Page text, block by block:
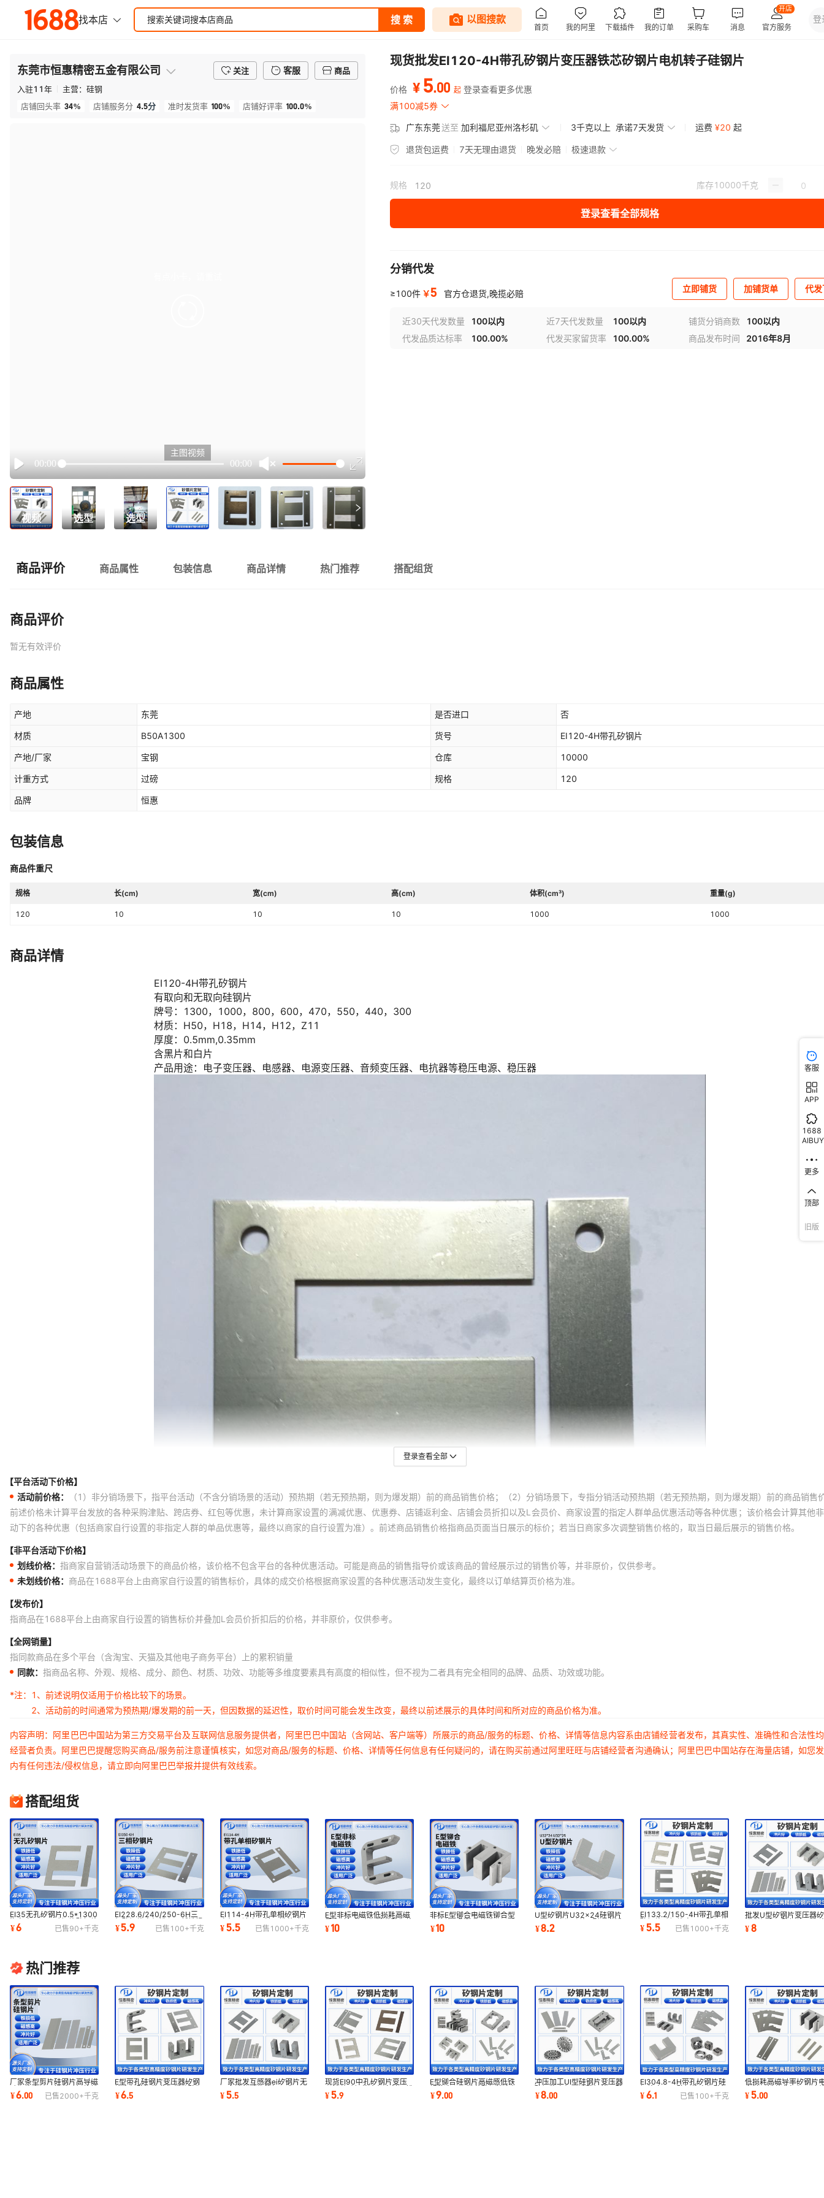
东莞市恒惠精密五金有限公司 关注 客服
商品
入驻11年 主营： 硅钢
店铺回头率 34% 店铺服务分 4.5分 准时发货率 100% 店铺好评率 100.0%
Play
00:00 00:00
主图视频
视频 选型 选型
现货批发EI120-4H带孔矽钢片变压器铁芯矽钢片电机转子硅钢片
价格 ¥ 5.00 起 登录查看更多优惠
满100减5券
广东东莞送至 加利福尼亚州洛杉矶 3千克以上 承诺7天发货 运费 ¥20 起
退货包运费 7天无理由退货 晚发必赔 极速退款
规格 120 库存10000千克
登录查看全部规格
分销代发
≥100件 ￥5 官方仓退货,晚揽必赔 立即铺货 加铺货单 代
近30天代发数量 100以内 近7天代发数量 100以内 铺货分销商数
100以内
代发品质达标率
100.00% 代发买家留货率 100.00% 商品发布时间 2016年8月
商品评价 商品属性 包装信息 商品详情 热门推荐 搭配组货
商品评价
暂无有效评价
商品属性
产地 东莞 是否进口 否
材质 B50A1300 货号 EI120-4H带孔矽钢片
产地/厂家 宝钢 仓库 10000
计重方式 过磅 规格 120
品牌 恒惠
包装信息
商品件重尺
规格 长(cm) 宽(cm) 高(cm) 体积(cm³) 重量(g)
120 10 10 10 1000 1000
商品详情
登录查看全部
【平台活动下价格】
活动前价格：
（1）非分销场景下，指平台活动（不含分销场景的活动）预热期（若无预热期，则为爆发期）前的商品销售价格；（2）分销场景下，专指分销活动预热期（若无预热期，则为爆发期）前的商品销售
前述价格未计算平台发放的各种采购津贴、跨店券、红包等优惠，未计算商家设置的满减优惠、优惠券、店铺返利金、店铺会员折扣以及L会员价、商家设置的指定人群单品优惠活动等各种优惠；该价格会计算其他
动下的各种优惠（包括商家自行设置的非指定人群的单品优惠等，最终以商家的自行设置为准）。前述商品销售价格指商品页面当日展示的标价；若当日商家多次调整销售价格的，取当日最后展示的销售价格。
【非平台活动下价格】
划线价格： 指商家自营销活动场景下的商品价格，该价格不包含平台的各种优惠活动。可能是商品的销售指导价或该商品的曾经展示过的销售价等，并非原价，仅供参考。
未划线价格： 商品在1688平台上由商家自行设置的销售标价，具体的成交价格根据商家设置的各种优惠活动发生变化，最终以订单结算页价格为准。
【发布价】
指商品在1688平台上由商家自行设置的销售标价并叠加L会员价折扣后的价格，并非原价，仅供参考。
【全网销量】
指同款商品在多个平台（含淘宝、天猫及其他电子商务平台）上的累积销量
同款： 指商品名称、外观、规格、成分、颜色、材质、功效、功能等多维度要素具有高度的相似性，但不视为二者具有完全相同的品牌、品质、功效或功能。
*注：
1、前述说明仅适用于价格比较下的场景。
2、活动前的时间通常为预热期/爆发期的前一天，但因数据的延迟性，取价时间可能会发生改变，最终以前述展示的具体时间和所对应的商品价格为准。
内容声明：阿里巴巴中国站为第三方交易平台及互联网信息服务提供者，阿里巴巴中国站（含网站、客户端等）所展示的商品/服务的标题、价格、详情等信息内容系由店铺经营者发布，其真实性、准确性和合法性
经营者负责。阿里巴巴提醒您购买商品/服务前注意谨慎核实，如您对商品/服务的标题、价格、详情等任何信息有任何疑问的，请在购买前通过阿里旺旺与店铺经营者沟通确认；阿里巴巴中国站存在海量店铺，如您
内有任何违法/侵权信息，请立即向阿里巴巴举报并提供有效线索。
搭配组货
EI35无孔矽钢片0.5*1300
汽车点火器用硅钢片矽钢片
取向电工钢片
¥6 已售90+千克
EI228.6/240/250-6H三
相矽钢片电机铁心用低铁损
新日铁电工钢片
¥5.9 已售 100+千克
EI114-4H带孔单相矽钢片
电机马达定子转子铁芯硅钢
片加工矽钢冲片
¥5.5 已售 1000+千克
E型非标电磁铁低损耗高磁
导率硅钢片电机铁芯矽钢片
冷轧硅钢叠片
¥10
非标E型铆合电磁铁铆合型
硅钢片EI型矽钢片变压器电
机铆合叠片
¥10
U型矽钢片U32x24硅钢片
U32x25间隙片U型调直插
片摆片无取向硅钢片
¥8.2
EI133.2/150-4H带孔单相
矽钢片硅钢片变压器矽钢片
电机矽钢片
¥5.5 已售 1000+千克
批发U型矽钢片变压器
片电机定子矽钢片UPS
专用硅钢片
¥8
热门推荐
厂家条型剪片硅钢片高导磁
硅钢片变压器铁芯硅钢片铁
芯冲片加工
¥6.00 已售2000+千克
E型带孔硅钢片变压器矽钢
片电机矽钢片非标带孔矽钢
片加工分条
¥6.5
厂家批发互感器ei矽钢片无
取向冷轧硅钢片加工变压器
矽钢片ei片
¥5.5
现货EI90中孔矽钢片变压
器铁芯硅钢片电机定转子铁
芯带孔矽钢片
¥5.9
E型铆合硅钢片高磁感低铁
损值变压器铁芯矽钢片电机
转子矽钢片
¥9.00
冲压加工UI型硅钢片变压器
矽钢片电机马达矽钢片UI矽
钢片源头厂家
¥8.00
EI304.8-4H带孔矽钢片硅
钢片变压器矽钢片电机矽钢
片型号齐全
¥6.1 已售 100+千克
低损耗高磁导率矽钢片
定转子铁芯非标加工冷
取向电工钢
¥5.00
客服
APP
1688
AIBUY
更多
顶部
旧版